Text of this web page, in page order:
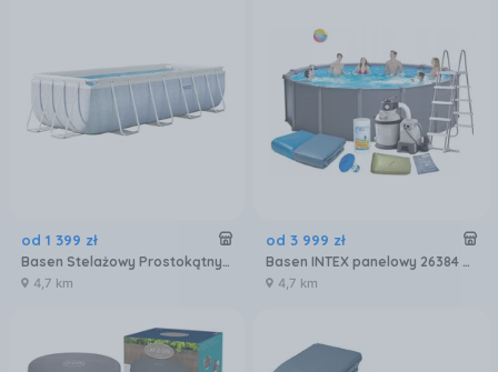
od 1 399 zł
Basen Stelażowy Prostokątny 4X2X1 M Chevron 26780Np
4,7 km
od 3 999 zł
Basen INTEX panelowy 26384 478x124cm
4,7 km